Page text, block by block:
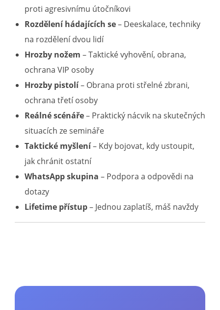
proti agresivnímu útočníkovi
Rozdělení hádajících se– Deeskalace, techniky
na rozdělení dvou lidí
Hrozby nožem – Taktické vyhovění, obrana,
ochrana VIP osoby
Hrozby pistolí– Obrana proti střelné zbrani,
ochrana třetí osoby
Reálné scénáře– Praktický nácvik na skutečných
situacích ze semináře
Taktické myšlení– Kdy bojovat, kdy ustoupit,
jak chránit ostatní
WhatsApp skupina – Podpora a odpovědi na
dotazy
Lifetime přístup– Jednou zaplatíš, máš navždy